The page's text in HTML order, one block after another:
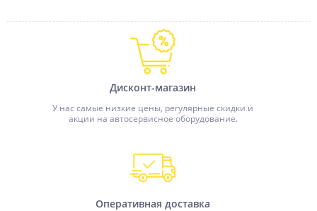
Дисконт-магазин
У нас самые низкие цены, регулярные скидки и
акции на автосервисное оборудование.
Оперативная доставка